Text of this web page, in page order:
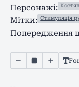
Персонажі:
Мітки: Стимуляція
Попередження